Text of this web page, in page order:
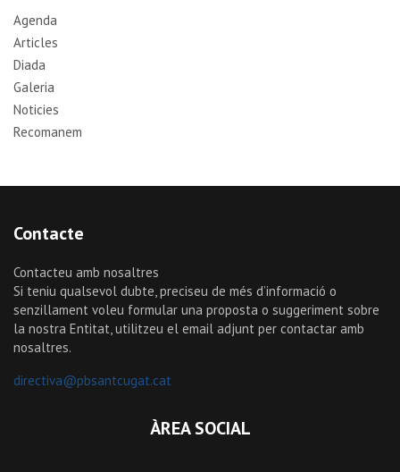
Agenda
Articles
Diada
Galeria
Noticies
Recomanem
Contacte
Contacteu amb nosaltres
Si teniu qualsevol dubte, preciseu de més d’informació o
senzillament voleu formular una proposta o suggeriment sobre
la nostra Entitat, utilitzeu el email adjunt per contactar amb
nosaltres.
directiva@pbsantcugat.cat
ÀREA SOCIAL